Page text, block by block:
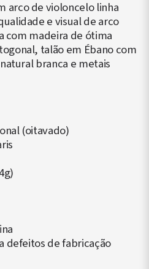
arco de violoncelo linha
e visual de arco
com madeira de ótima
talão em Ébano com
branca e metais
(oitavado)
defeitos de fabricação